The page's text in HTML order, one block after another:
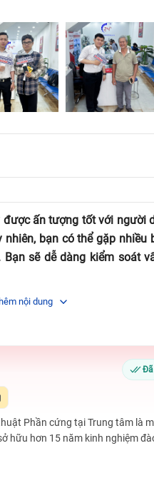
ấn tượng tốt với người
bạn có thể gặp nhiều
sẽ dễ dàng kiểm soát
“nhà Táo” cho ra mắt iPad
mềm để cấu hình iPad
nội dung
Đã
Phần cứng tại Trung tâm là
hữu hơn 15 năm kinh nghiệm